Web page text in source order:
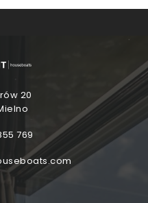
KUP VOUCHER
20
769